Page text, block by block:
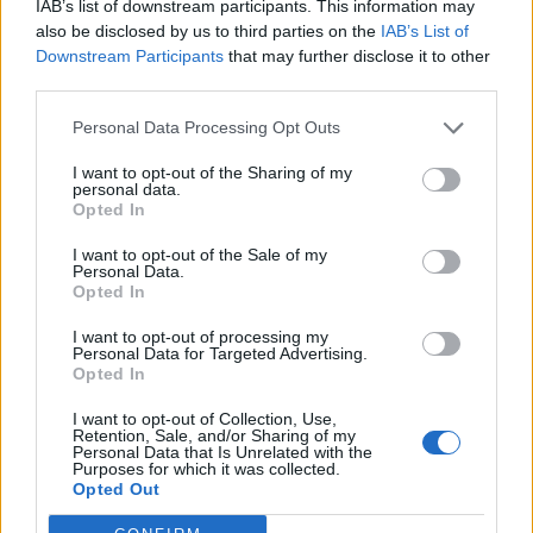
IAB’s list of downstream participants. This information may
also be disclosed by us to third parties on the IAB’s List of
Downstream Participants that may further disclose it to other
Personal Data Processing Opt Outs
I want to opt-out of the Sharing of my
personal data.
Opted In
I want to opt-out of the Sale of my
Personal Data.
Opted In
I want to opt-out of processing my
Personal Data for Targeted Advertising.
Opted In
I want to opt-out of Collection, Use,
Retention, Sale, and/or Sharing of my
Personal Data that Is Unrelated with the
Purposes for which it was collected.
Opted Out
Изкуствен интелект за първи път
създаде нови жизнеспособни вируси